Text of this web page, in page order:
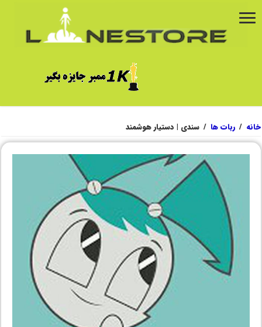
خانه / ربات ها / سندی | دستیار هوشمند